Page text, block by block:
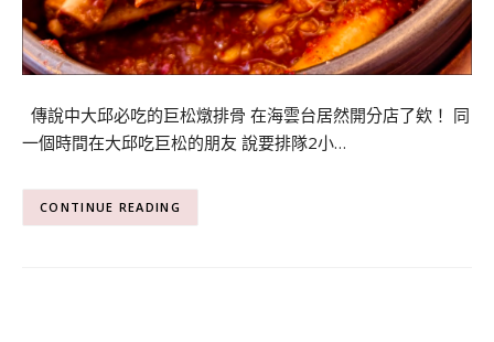
傳說中大邱必吃的巨松燉排骨 在海雲台居然開分店了欸！ 同
一個時間在大邱吃巨松的朋友 說要排隊2小…
CONTINUE READING